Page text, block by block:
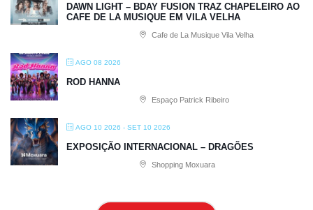
DAWN LIGHT – BDAY FUSION TRAZ CHAPELEIRO AO
CAFE DE LA MUSIQUE EM VILA VELHA
Cafe de La Musique Vila Velha
AGO 08 2026
ROD HANNA
Espaço Patrick Ribeiro
AGO 10 2026 - SET 10 2026
EXPOSIÇÃO INTERNACIONAL – DRAGÕES
Shopping Moxuara